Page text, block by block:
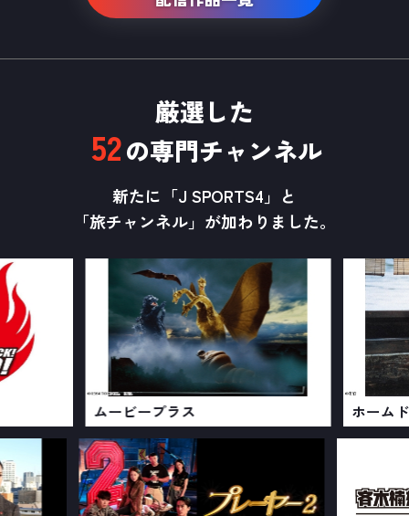
厳選した
52の専門チャンネル
新たに「J SPORTS4」と
「旅チャンネル」が加わりました。
ムービープラス